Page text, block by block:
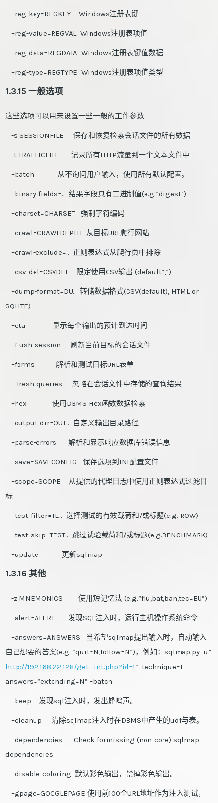
–reg-key=REGKEY Windows注册表键
–reg-value=REGVAL Windows注册表项值
–reg-data=REGDATA Windows注册表键值数据
–reg-type=REGTYPE Windows注册表项值类型
1.3.15 一般选项
这些选项可以用来设置一些一般的工作参数
-s SESSIONFILE 保存和恢复检索会话文件的所有数据
-t TRAFFICFILE 记录所有HTTP流量到一个文本文件中
–batch 从不询问用户输入，使用所有默认配置。
–binary-fields=.. 结果字段具有二进制值(e.g.”digest”)
–charset=CHARSET 强制字符编码
–crawl=CRAWLDEPTH 从目标URL爬行网站
–crawl-exclude=.. 正则表达式从爬行页中排除
–csv-del=CSVDEL 限定使用CSV输出 (default”,”)
–dump-format=DU.. 转储数据格式(CSV(default), HTML or
SQLITE)
–eta 显示每个输出的预计到达时间
–flush-session 刷新当前目标的会话文件
–forms 解析和测试目标URL表单
–fresh-queries 忽略在会话文件中存储的查询结果
–hex 使用DBMS Hex函数数据检索
–output-dir=OUT.. 自定义输出目录路径
–parse-errors 解析和显示响应数据库错误信息
–save=SAVECONFIG 保存选项到INI配置文件
–scope=SCOPE 从提供的代理日志中使用正则表达式过滤目
标
–test-filter=TE.. 选择测试的有效载荷和/或标题(e.g. ROW)
–test-skip=TEST.. 跳过试验载荷和/或标题(e.g.BENCHMARK)
–update 更新sqlmap
1.3.16 其他
-z MNEMONICS 使用短记忆法 (e.g.”flu,bat,ban,tec=EU”)
–alert=ALERT 发现SQL注入时，运行主机操作系统命令
–answers=ANSWERS 当希望sqlmap提出输入时，自动输入
自己想要的答案(e.g. “quit=N,follow=N”)，例如：sqlmap.py -u”
http://192.168.22.128/get_int.php?id=1“–technique=E–
answers=”extending=N” –batch
–beep 发现sql注入时，发出蜂鸣声。
–cleanup 清除sqlmap注入时在DBMS中产生的udf与表。
–dependencies Check formissing (non-core) sqlmap
dependencies
–disable-coloring 默认彩色输出，禁掉彩色输出。
–gpage=GOOGLEPAGE 使用前100个URL地址作为注入测试，